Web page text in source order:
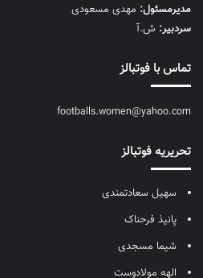
مديرمسئول: مهدی مسعودی
سردبیر: ش.آ
تماس با فوتبالز
footballs.women@yahoo.com
تحریریه فوتبالز
سهیل سعادتمندی
پانیذ فرحناک
شیما مسجدی
الهه مولادوست